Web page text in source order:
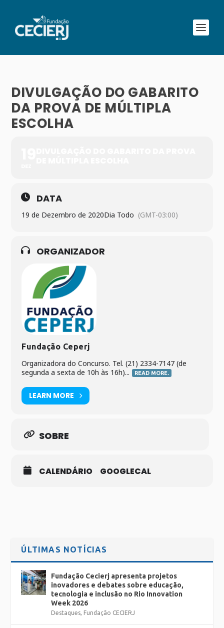
DIVULGAÇÃO DO GABARITO
DA PROVA DE MÚLTIPLA
ESCOLHA
DATA
19 de Dezembro de 2020Dia Todo (GMT-03:00)
ORGANIZADOR
Fundação Ceperj
Organizadora do Concurso. Tel. (21) 2334-7147 (de
segunda a sexta de 10h às 16h)...
READ MORE.
LEARN MORE
SOBRE
CALENDÁRIO GOOGLECAL
ÚLTIMAS NOTÍCIAS
Fundação Cecierj apresenta projetos
inovadores e debates sobre educação,
tecnologia e inclusão no Rio Innovation
Week 2026
Destaques, Fundação CECIERJ